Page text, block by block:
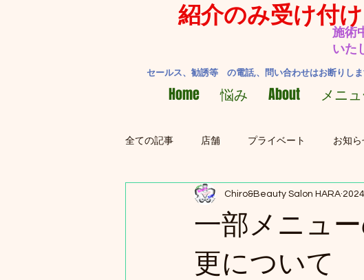
セールス、勧誘等 の電話,、問い合わせはお断りし
紹介のみ受け付け
施術
いた
Home 悩み About メニ
全ての記事 店舗 プライベート お知ら
一部メニュ
更について
Chiro&Beauty Salon HARA